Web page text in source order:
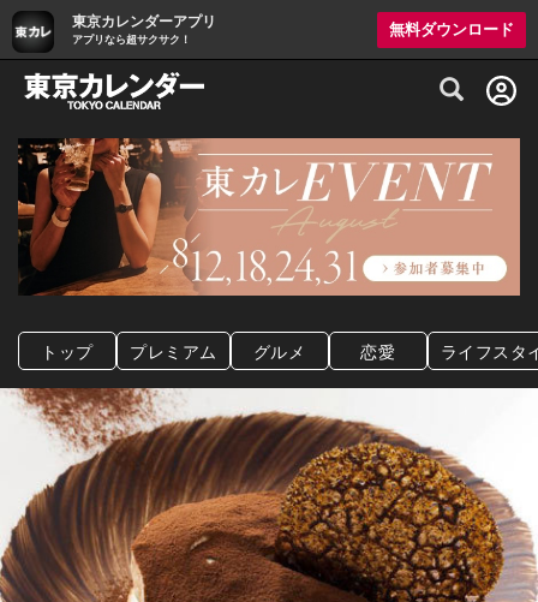
東京カレンダーアプリ
アプリなら超サクサク！
無料ダウンロード
グルメ情報・プレミアムレストラン予約
トップ プレミアム グルメ 恋愛 ライフスタ